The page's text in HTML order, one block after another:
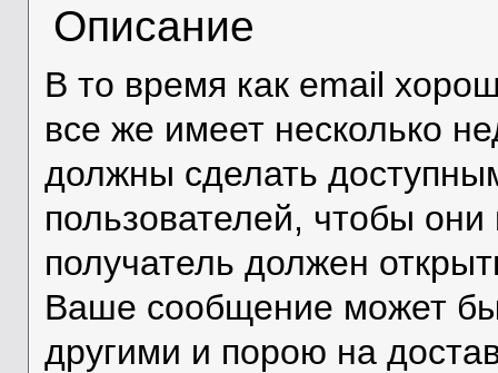
Описание
В то время как email
все же имеет несколько
должны сделать
пользователей, чтобы
получатель должен
Ваше сообщение может
другими и порою на